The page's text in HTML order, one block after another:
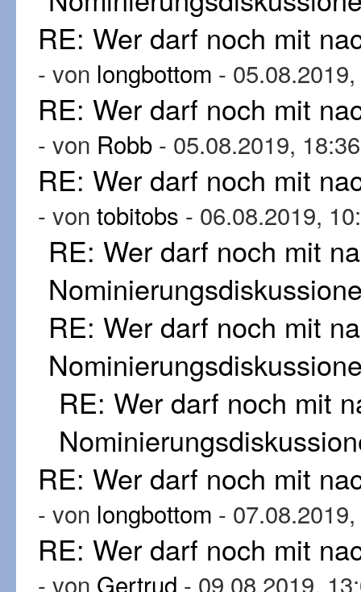
RE: Wer darf noch mit
- von longbottom -
RE: Wer darf noch mit
- von Robb - 05.08.2019, 18:36
RE: Wer darf noch mit
- von tobitobs - 06.08.2019,
RE: Wer darf noch mit
RE: Wer darf noch mit
RE: Wer darf noch mit
RE: Wer darf noch mit
- von longbottom -
RE: Wer darf noch mit
- von Gertrud - 09.08.2019,